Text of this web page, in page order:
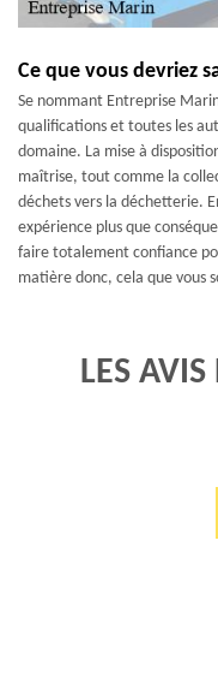
Ce que vous devriez
Se nommant Entreprise
qualifications et toutes les
domaine. La mise à
maîtrise, tout comme la
déchets vers la déchetterie.
expérience plus que
faire totalement confiance
matière donc, cela que vous
LES